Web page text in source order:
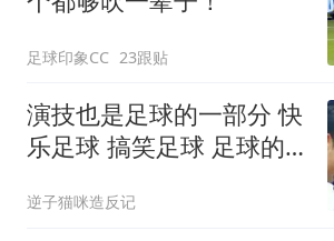
足球印象CC 23跟贴
演技也是足球的一部分 快
乐足球 搞笑足球 足球的
逆子猫咪造反记